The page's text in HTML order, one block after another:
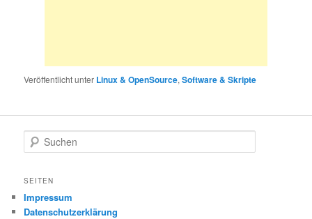
Veröffentlicht unter Linux & OpenSource,Software & Skripte
u
h
n
SEITEN
Impressum
Datenschutzerklärung